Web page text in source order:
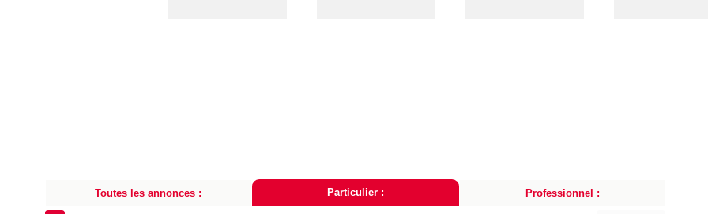
Toutes les annonces : Particulier : Professionnel :